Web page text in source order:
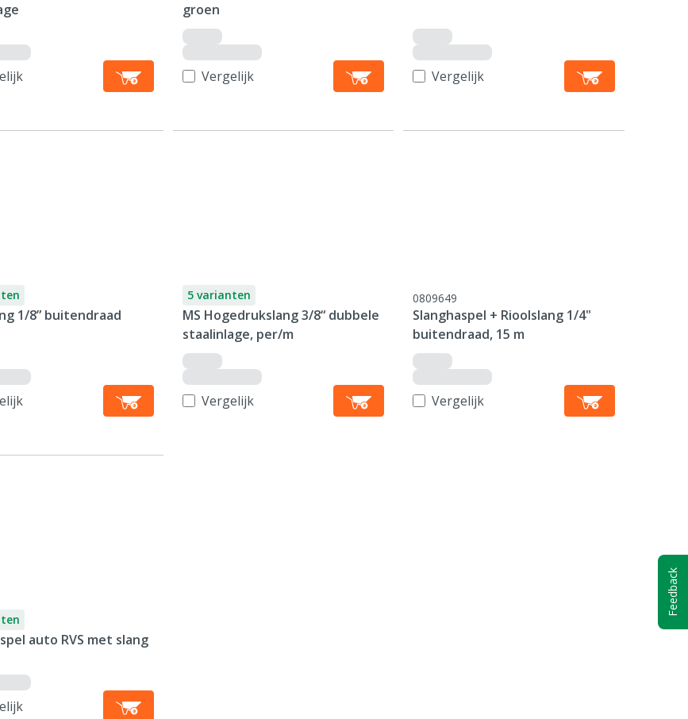
groen
Vergelijk Vergelijk
1/8” buitendraad
5 varianten
MS Hogedrukslang 3/8“ dubbele
staalinlage, per/m
Vergelijk
0809649
Slanghaspel + Rioolslang 1/4"
buitendraad, 15 m
Vergelijk
auto RVS met slang
Feedback